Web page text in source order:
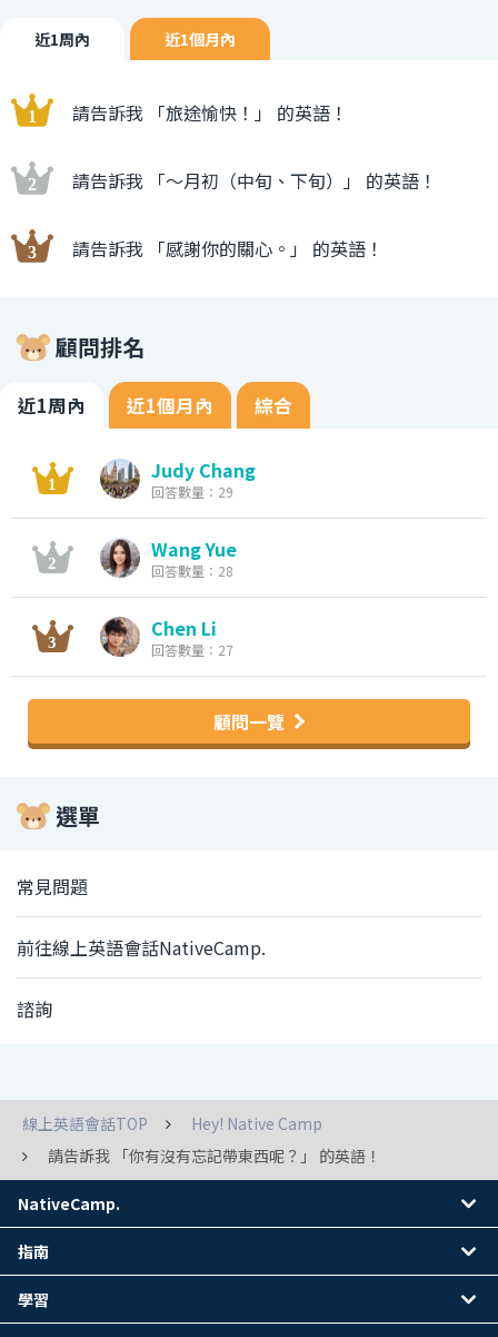
近1周內 近1個月內
請告訴我 「旅途愉快！」 的英語！
請告訴我 「〜月初（中旬、下旬）」 的英語！
請告訴我 「感謝你的關心。」 的英語！
顧問排名
近1周內 近1個月內 綜合
Judy Chang
回答數量：29
Wang Yue
回答數量：28
Chen Li
回答數量：27
顧問一覽
選單
常見問題
前往線上英語會話NativeCamp.
諮詢
線上英語會話TOP
Hey! Native Camp
請告訴我 「你有沒有忘記帶東西呢？」 的英語！
NativeCamp.
指南
學習